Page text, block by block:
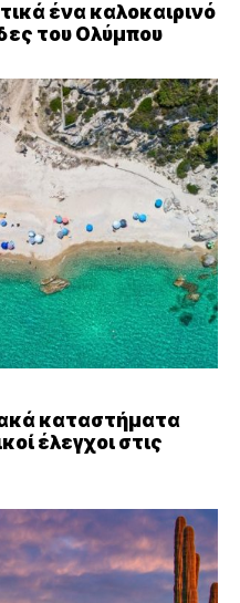
ένα καλοκαιρινό
του Ολύμπου
καταστήματα
έλεγχοι στις